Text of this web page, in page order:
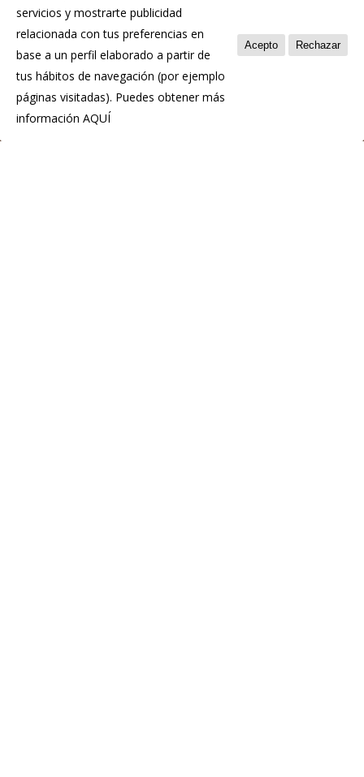
servicios y mostrarte publicidad
relacionada con tus preferencias en
base a un perfil elaborado a partir de
tus hábitos de navegación (por ejemplo
páginas visitadas). Puedes obtener más
información AQUÍ
Acepto Rechazar